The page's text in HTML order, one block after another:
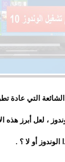
التي عادة
، لعل أبرز هذه
أو لا ؟ .